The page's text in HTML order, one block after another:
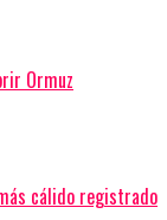
Ormuz
cálido registrado